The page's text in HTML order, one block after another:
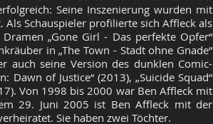
Seine Inszenierung wurden mit
Als Schauspieler profilierte sich Affleck als
„Gone Girl - Das perfekte Opfer“
in „The Town - Stadt ohne Gnade“
auch seine Version des dunklen Comic-
Dawn of Justice“ (2013), „Suicide Squad“
Von 1998 bis 2000 war Ben Affleck mit
29. Juni 2005 ist Ben Affleck mit der
Sie haben zwei Töchter.